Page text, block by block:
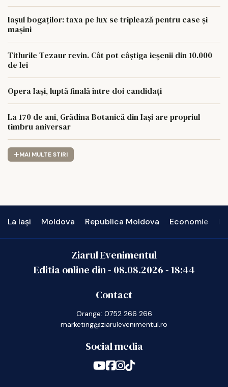
Iașul bogaților: taxa pe lux se triplează pentru case și
mașini
Titlurile Tezaur revin. Cât pot câștiga ieșenii din 10.000
de lei
Opera Iași, luptă finală între doi candidați
La 170 de ani, Grădina Botanică din Iași are propriul
timbru aniversar
MAI MULTE STIRI
La Iași Moldova Republica Moldova Economie
Ziarul Evenimentul
Editia online din - 08.08.2026-18:44
Contact
Orange: 0752 266 266
marketing@ziarulevenimentul.ro
Social media